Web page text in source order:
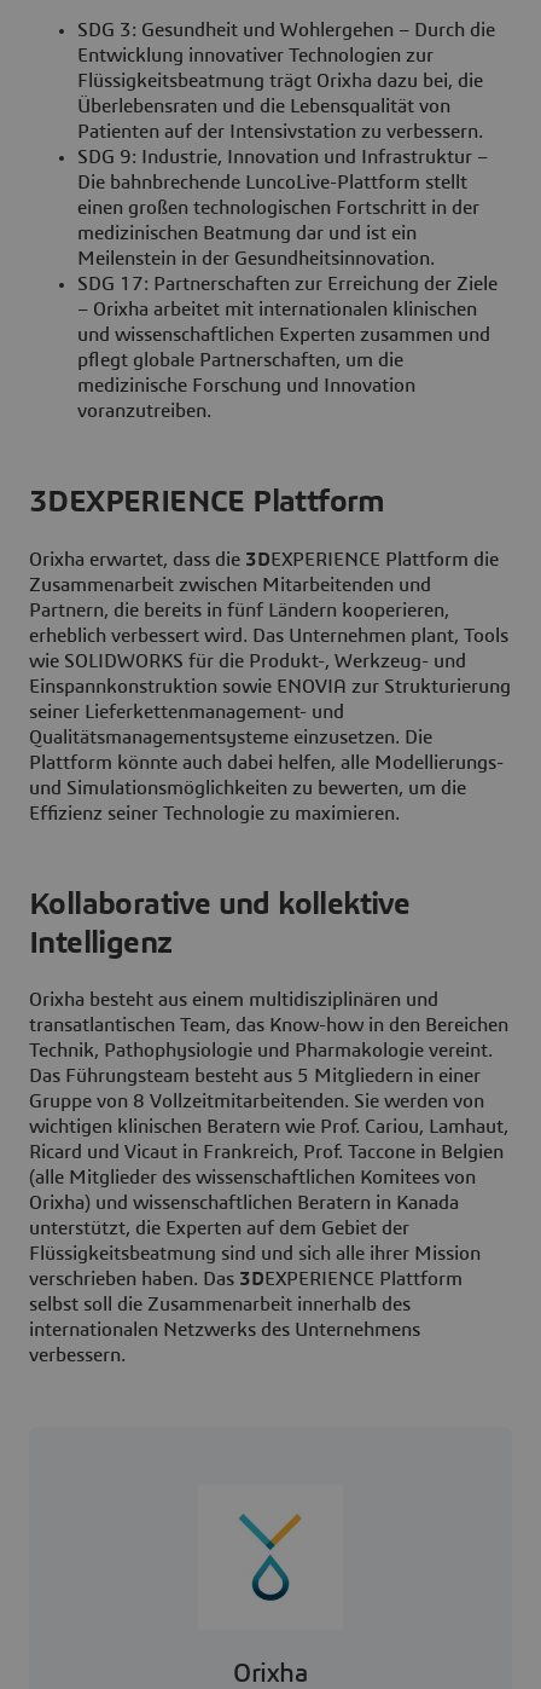
SDG 3: Gesundheit und Wohlergehen – Durch die
Entwicklung innovativer Technologien zur
Flüssigkeitsbeatmung trägt Orixha dazu bei, die
Überlebensraten und die Lebensqualität von
Patienten auf der Intensivstation zu verbessern.
SDG 9: Industrie, Innovation und Infrastruktur –
Die bahnbrechende LuncoLive-Plattform stellt
einen großen technologischen Fortschritt in der
medizinischen Beatmung dar und ist ein
Meilenstein in der Gesundheitsinnovation.
SDG 17: Partnerschaften zur Erreichung der Ziele
– Orixha arbeitet mit internationalen klinischen
und wissenschaftlichen Experten zusammen und
pflegt globale Partnerschaften, um die
medizinische Forschung und Innovation
voranzutreiben.
3DEXPERIENCE Plattform
Orixha erwartet, dass die 3DEXPERIENCE Plattform die
Zusammenarbeit zwischen Mitarbeitenden und
Partnern, die bereits in fünf Ländern kooperieren,
erheblich verbessert wird. Das Unternehmen plant, Tools
wie SOLIDWORKS für die Produkt-, Werkzeug- und
Einspannkonstruktion sowie ENOVIA zur Strukturierung
seiner Lieferkettenmanagement- und
Qualitätsmanagementsysteme einzusetzen. Die
Plattform könnte auch dabei helfen, alle Modellierungs-
und Simulationsmöglichkeiten zu bewerten, um die
Effizienz seiner Technologie zu maximieren.
Kollaborative und kollektive
Intelligenz
Orixha besteht aus einem multidisziplinären und
transatlantischen Team, das Know-how in den Bereichen
Technik, Pathophysiologie und Pharmakologie vereint.
Das Führungsteam besteht aus 5 Mitgliedern in einer
Gruppe von 8 Vollzeitmitarbeitenden. Sie werden von
wichtigen klinischen Beratern wie Prof. Cariou, Lamhaut,
Ricard und Vicaut in Frankreich, Prof. Taccone in Belgien
(alle Mitglieder des wissenschaftlichen Komitees von
Orixha) und wissenschaftlichen Beratern in Kanada
unterstützt, die Experten auf dem Gebiet der
Flüssigkeitsbeatmung sind und sich alle ihrer Mission
verschrieben haben. Das 3DEXPERIENCE Plattform
selbst soll die Zusammenarbeit innerhalb des
internationalen Netzwerks des Unternehmens
verbessern.
Orixha